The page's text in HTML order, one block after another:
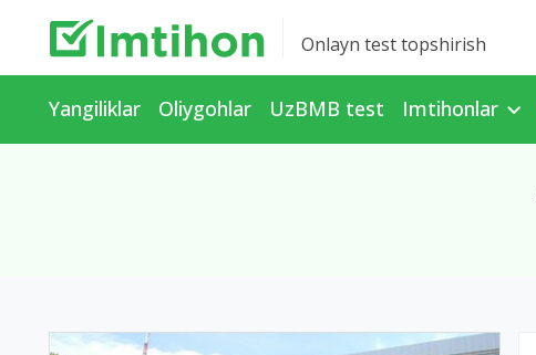
Onlayn test topshirish
Yangiliklar Oliygohlar UzBMB test Imtihonlar